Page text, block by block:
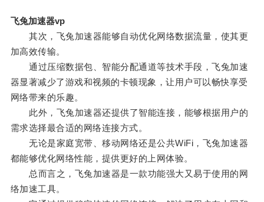
飞兔加速器vp
其次，飞兔加速器能够自动优化网络数据流量，使其更
加高效传输。
通过压缩数据包、智能分配通道等技术手段，飞兔加速
器显著减少了游戏和视频的卡顿现象，让用户可以畅快享受
网络带来的乐趣。
此外，飞兔加速器还提供了智能连接，能够根据用户的
需求选择最合适的网络连接方式。
无论是家庭宽带、移动网络还是公共WiFi，飞兔加速器
都能够优化网络性能，提供更好的上网体验。
总而言之，飞兔加速器是一款功能强大又易于使用的网
络加速工具。